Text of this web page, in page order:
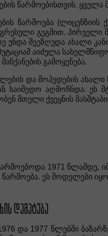
წარმოებისთვის.
წარმოება
გეგმით. პირველი
უნდა შეეზღუდა ახალი
აიძულა
გამოყენება.
და მოპედების
საიმედო აღმოჩნდა. ეს
მთელი ქვეყნის
1971 წლამდე,
ეს მოდელები
ᲓᲐᲛᲐᲢᲔᲑᲐ
და 1977 წლებში